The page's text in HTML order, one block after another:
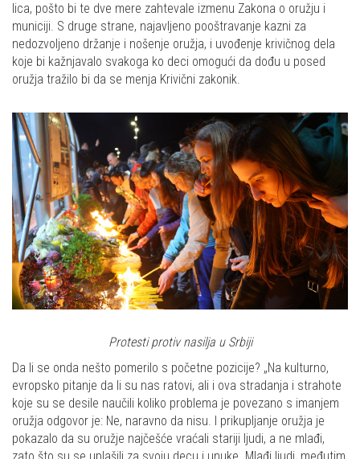
lica, pošto bi te dve mere zahtevale izmenu Zakona o oružju i
municiji. S druge strane, najavljeno pooštravanje kazni za
nedozvoljeno držanje i nošenje oružja, i uvođenje krivičnog dela
koje bi kažnjavalo svakoga ko deci omogući da dođu u posed
oružja tražilo bi da se menja Krivični zakonik.
Protesti protiv nasilja u Srbiji
Da li se onda nešto pomerilo s početne pozicije? „Na kulturno,
evropsko pitanje da li su nas ratovi, ali i ova stradanja i strahote
koje su se desile naučili koliko problema je povezano s imanjem
oružja odgovor je: Ne, naravno da nisu. I prikupljanje oružja je
pokazalo da su oružje najčešće vraćali stariji ljudi, a ne mlađi,